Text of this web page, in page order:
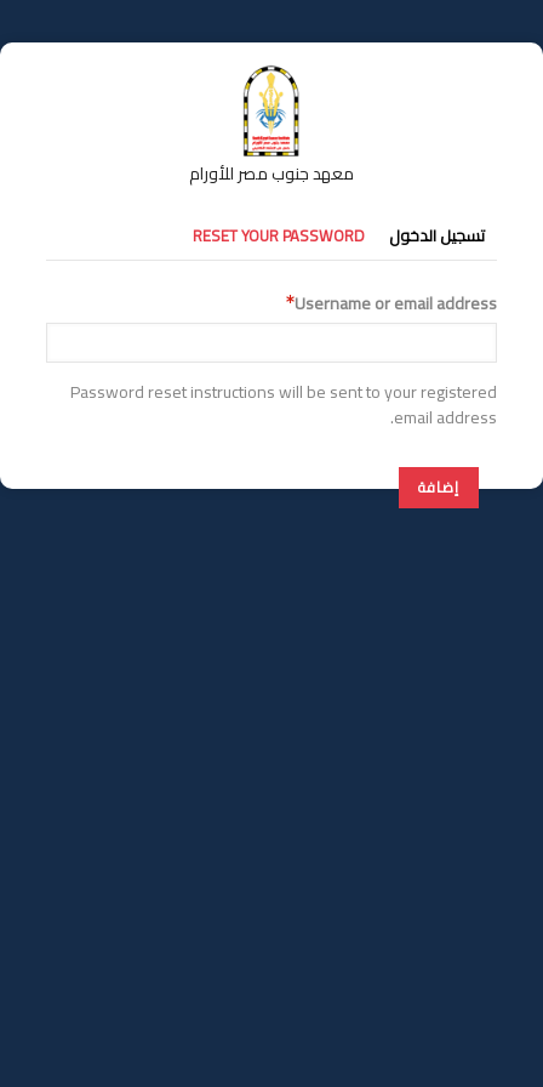
إلى
المحتوى
معهد جنوب مصر للأورام
التبويبات
الأساسية
تسجيل الدخول RESET YOUR PASSWORD
Username or email address
Password reset instructions will be sent to your registered
email address.